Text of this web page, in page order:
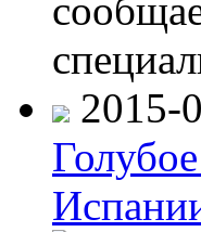
2015-